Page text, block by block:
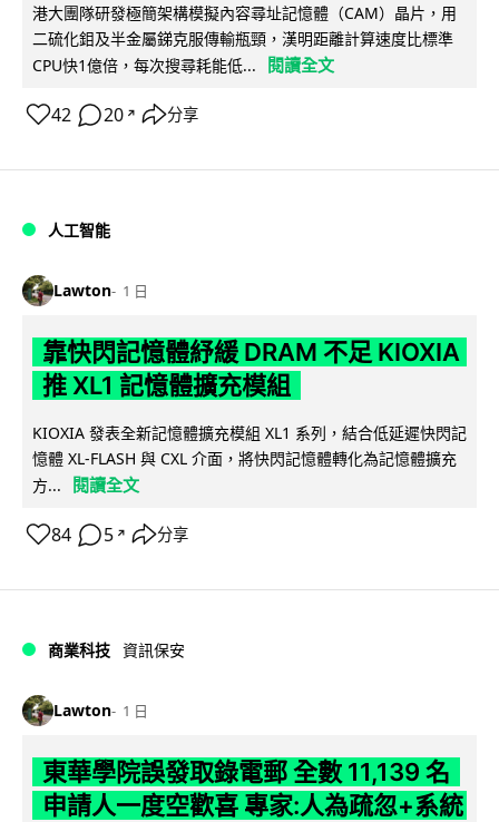
港大團隊研發極簡架構模擬內容尋址記憶體（CAM）晶片，用
二硫化鉬及半金屬銻克服傳輸瓶頸，漢明距離計算速度比標準
CPU快1億倍，每次搜尋耗能低...
閱讀全文
42 20 ↗ 分享
人工智能
Lawton 1 日
靠快閃記憶體紓緩 DRAM 不足 KIOXIA
推 XL1 記憶體擴充模組
KIOXIA 發表全新記憶體擴充模組 XL1 系列，結合低延遲快閃記
憶體 XL-FLASH 與 CXL 介面，將快閃記憶體轉化為記憶體擴充
方...
閱讀全文
84 5 ↗ 分享
商業科技 資訊保安
Lawton 1 日
東華學院誤發取錄電郵 全數 11,139 名
申請人一度空歡喜 專家:人為疏忽+系統